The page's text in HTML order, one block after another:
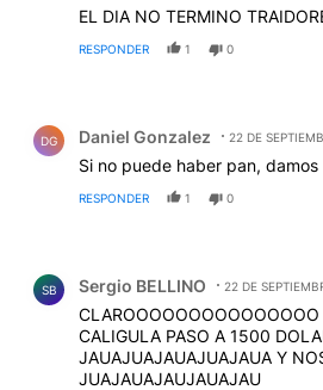
EL DIA NO TERMINO
RESPONDER 1 0
DG Daniel Gonzalez 22 DE
Si no puede haber pan,
RESPONDER 1 0
SB Sergio BELLINO 22 DE
CALIGULA PASO A 1500
JAUAJUAJAUAJUAJAUA Y
JUAJAUAJAUJAUAJAU